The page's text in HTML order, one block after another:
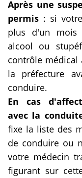
Après une
permis : si
plus d'un mois
alcool ou
contrôle médical
la préfecture
conduire.
En cas
avec la
fixe la liste des
de conduire ou
votre médecin
figurant sur